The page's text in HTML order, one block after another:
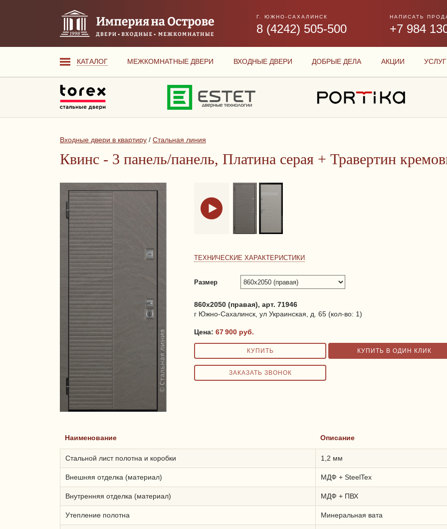
Г. ЮЖНО-САХАЛИНСК
8 (4242) 505-500
НАПИСАТЬ
+7 984
КАТАЛОГ МЕЖКОМНАТНЫЕ ДВЕРИ ВХОДНЫЕ ДВЕРИ ДОБРЫЕ ДЕЛА АКЦИИ
Входные двери в квартиру / Стальная линия
Квинс - 3 панель/панель, Платина серая + Травертин
ТЕХНИЧЕСКИЕ ХАРАКТЕРИСТИКИ
Размер
860x2050 (правая), арт. 71946
г Южно-Сахалинск, ул Украинская, д. 65 (кол-во: 1)
Цена:67 900 руб.
Наименование Описание
Стальной лист полотна и коробки 1,2 мм
Внешняя отделка (материал) МДФ + SteelTeх
Внутренняя отделка (материал) МДФ + ПВХ
Утепление полотна Минеральная вата